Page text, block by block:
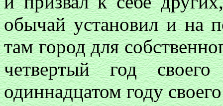
обычай установил и на
там город для
четвертый год
одиннадцатом году